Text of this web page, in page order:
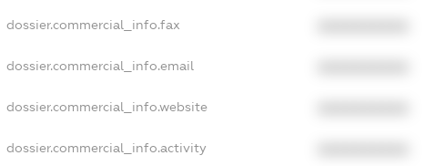
dossier.commercial_info.fax
dossier.commercial_info.email
dossier.commercial_info.website
dossier.commercial_info.activity